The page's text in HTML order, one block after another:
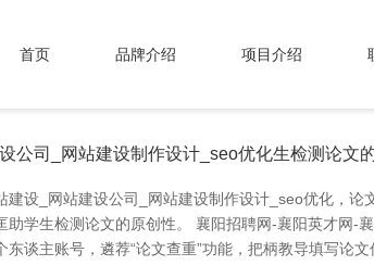
首页 品牌介绍 项目介绍
公司_网站建设制作设计_seo优化生检测论文
建设_网站建设公司_网站建设制作设计_seo优化，
助学生检测论文的原创性。 襄阳招聘网-襄阳英才网
谈主账号，遴荐“论文查重”功能，把柄教导填写论